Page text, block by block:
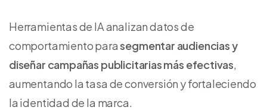
Herramientas de IA analizan datos de
comportamiento parasegmentar audiencias y
diseñar campañas publicitarias más efectivas,
aumentando la tasa de conversión y fortaleciendo
la identidad de la marca.